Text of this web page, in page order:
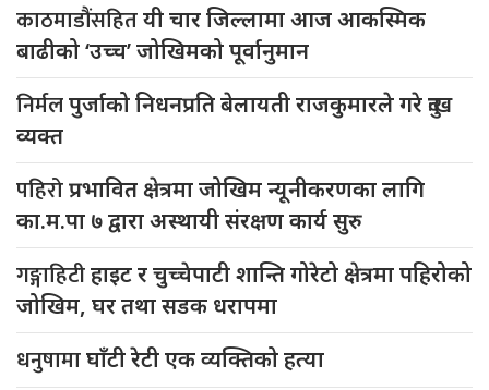
काठमाडौंसहितयी चार जिल्लामा आज आकस्मिक
बाढीको ‘उच्च’ जोखिमको पूर्वानुमान
निर्मलपुर्जाको निधनप्रति बेलायती राजकुमारले गरे दुःख
व्यक्त
पहिरोप्रभावित क्षेत्रमा जोखिम न्यूनीकरणका लागि
का.म.पा ७ द्वारा अस्थायी संरक्षण कार्य सुरु
गङ्गाहिटीहाइट र चुच्चेपाटी शान्ति गोरेटो क्षेत्रमा पहिरोको
जोखिम, घर तथा सडक धरापमा
धनुषामाघाँटी रेटी एक व्यक्तिको हत्या